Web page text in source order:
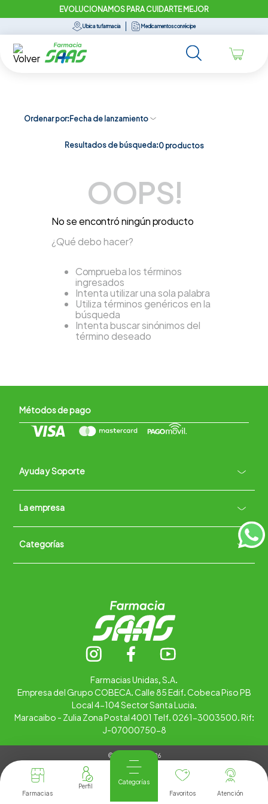
EVOLUCIONAMOS PARA CUIDARTE MEJOR
Ubica tu farmacia Medicamentos con récipe
Farmacias
Categorías
Favoritos
Atención
Ordenar por Fecha de lanzamiento
Resultados de búsqueda:0 productos
OOPS!
No se encontró ningún producto
¿Qué debo hacer?
Comprueba los términos
ingresados
Intenta utilizar una sola palabra
Utiliza términos genéricos en la
búsqueda
Intenta buscar sinónimos del
término deseado
Métodos de pago
Ayuda y Soporte +
Contacto vía WhatsApp
Términos y condiciones
La empresa +
Quiénes somos
Trabaja con nosotros
Categorías +
Farmacias Unidas, S.A.
Empresa del Grupo COBECA. Calle 85 Edif. Cobeca Piso PB
Local 4-104 Sector Santa Lucia.
Maracaibo - Zulia Zona Postal 4001 Telf. 0261-3003500. Rif:
J-07000750-8
© Copyright 2026
Tienda Virtual desarrollada por
Tecnología